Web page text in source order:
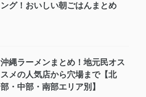
ング！おいしい朝ごはんまとめ
沖縄ラーメンまとめ！地元民オス
スメの人気店から穴場まで【北
部・中部・南部エリア別】